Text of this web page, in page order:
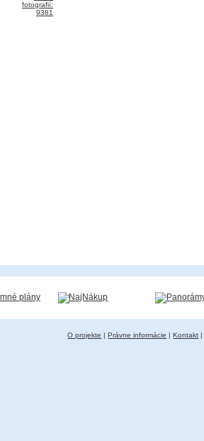
fotografií:
9381
O projekte |Právne informácie |Kontakt